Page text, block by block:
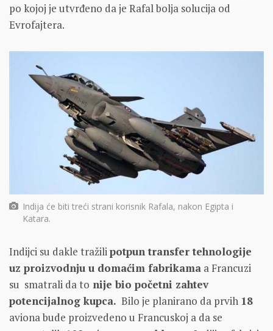
po kojoj je utvrđeno da je Rafal bolja solucija od
Evrofajtera.
Indija će biti treći strani korisnik Rafala, nakon Egipta i
Katara.
Indijci su dakle tražilipotpun transfer tehnologije
uz proizvodnju u domaćim fabrikama a Francuzi
su smatrali da to nije bio početni zahtev
potencijalnog kupca. Bilo je planirano da prvih 18
aviona bude proizvedeno u Francuskoj a da se